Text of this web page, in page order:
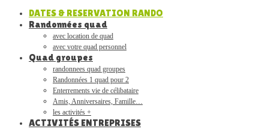
DATES & RESERVATION RANDO
Randonnées quad
avec location de quad
avec votre quad personnel
Quad groupes
randonnees quad groupes
Randonnées 1 quad pour 2
Enterrements vie de célibataire
Amis, Anniversaires, Famille…
les activités +
ACTIVITÉS ENTREPRISES